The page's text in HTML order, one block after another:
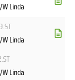
W Linda
W Linda
W Linda